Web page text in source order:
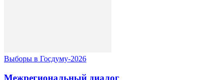
Выборы в Госдуму-2026
Межрегиональный диалог